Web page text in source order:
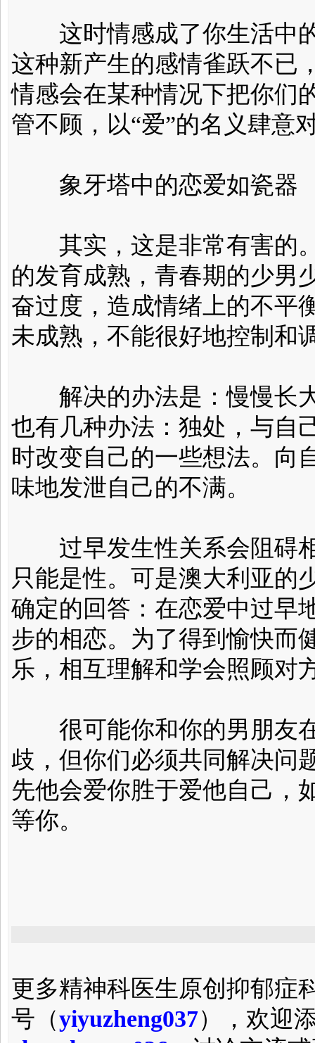
这时情感成了你生活中的
这种新产生的感情雀跃不已
情感会在某种情况下把你们
管不顾，以“爱”的名义肆意
象牙塔中的恋爱如瓷器
其实，这是非常有害的。
的发育成熟，青春期的少男
奋过度，造成情绪上的不平
未成熟，不能很好地控制和
解决的办法是：慢慢长大
也有几种办法：独处，与自
时改变自己的一些想法。向
味地发泄自己的不满。
过早发生性关系会阻碍相
只能是性。可是澳大利亚的
确定的回答：在恋爱中过早
步的相恋。为了得到愉快而
乐，相互理解和学会照顾对
很可能你和你的男朋友在
歧，但你们必须共同解决问
先他会爱你胜于爱他自己，
等你。
更多精神科医生原创抑郁症
号（yiyuzheng037），欢迎